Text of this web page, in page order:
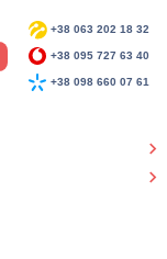
+38 063 202 18 32
+38 095 727 63 40
+38 098 660 07 61